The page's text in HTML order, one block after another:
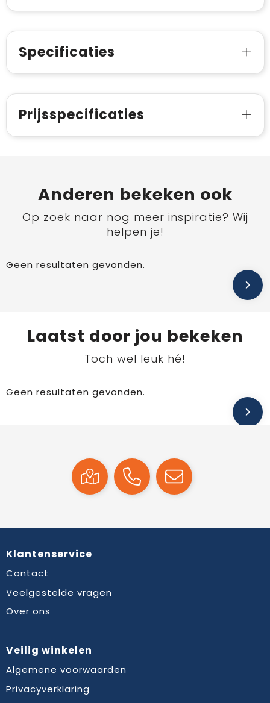
Specificaties
Prijsspecificaties
Anderen bekeken ook
Op zoek naar nog meer inspiratie? Wij
helpen je!
Geen resultaten gevonden.
Laatst door jou bekeken
Toch wel leuk hé!
Geen resultaten gevonden.
Klantenservice
Contact
Veelgestelde vragen
Over ons
Veilig winkelen
Algemene voorwaarden
Privacyverklaring